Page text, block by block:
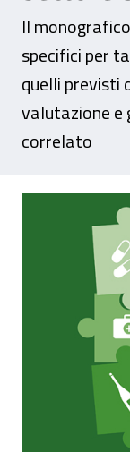
Il
specifici per
quelli previsti
valutazione e
correlato
La